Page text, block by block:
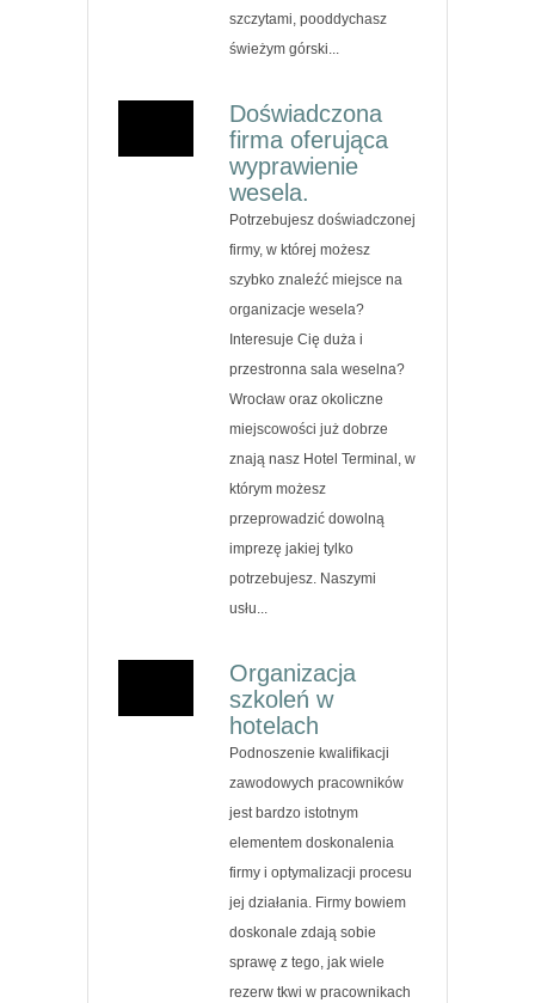
szczytami, pooddychasz
świeżym górski...
Doświadczona
firma oferująca
wyprawienie
wesela.
Potrzebujesz doświadczonej
firmy, w której możesz
szybko znaleźć miejsce na
organizacje wesela?
Interesuje Cię duża i
przestronna sala weselna?
Wrocław oraz okoliczne
miejscowości już dobrze
znają nasz Hotel Terminal, w
którym możesz
przeprowadzić dowolną
imprezę jakiej tylko
potrzebujesz. Naszymi
usłu...
Organizacja
szkoleń w
hotelach
Podnoszenie kwalifikacji
zawodowych pracowników
jest bardzo istotnym
elementem doskonalenia
firmy i optymalizacji procesu
jej działania. Firmy bowiem
doskonale zdają sobie
sprawę z tego, jak wiele
rezerw tkwi w pracownikach